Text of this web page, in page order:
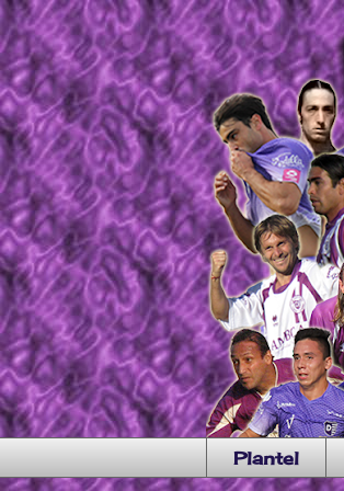
Plantel